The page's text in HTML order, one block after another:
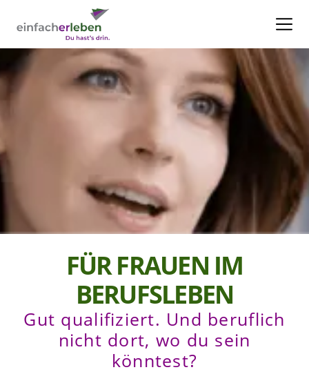
FÜR FRAUEN IM
BERUFSLEBEN
Gut qualifiziert. Und beruflich
nicht dort, wo du sein
könntest?